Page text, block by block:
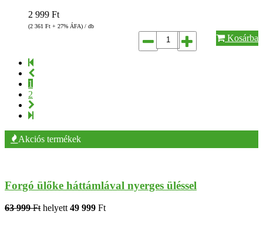
2 999 Ft
(2 361 Ft + 27% ÁFA) / db
Kosárba
1
2
Akciós termékek
Forgó ülőke háttámlával nyerges üléssel
63 999 Fthelyett49 999 Ft